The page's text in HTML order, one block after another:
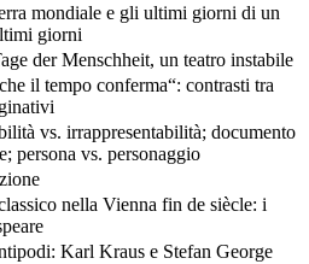
mondiale e gli ultimi giorni di un
giorni
der Menschheit, un teatro instabile
il tempo conferma“: contrasti tra
vs. irrappresentabilità; documento
persona vs. personaggio
nella Vienna fin de siècle: i
Karl Kraus e Stefan George